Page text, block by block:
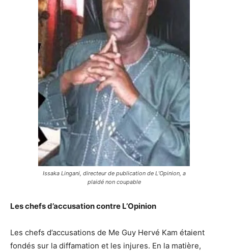
Issaka Lingani, directeur de publication de L’Opinion, a
plaidé non coupable
Les chefs d’accusation contre L’Opinion
Les chefs d’accusations de Me Guy Hervé Kam étaient
fondés sur la diffamation et les injures. En la matière,